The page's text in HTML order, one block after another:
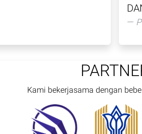
Kami bekerjasama dengan